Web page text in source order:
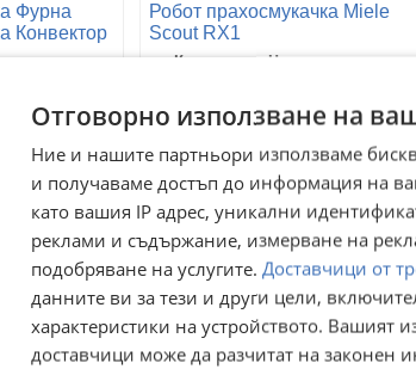
Фурна
Конвектор
с 4
Робот прахосмукачка Miele
Scout RX1
гр. Кюстендил, Център
218,99лв
Отговорно използване на
Ние и нашите партньори използваме
и получаваме достъп до информация на
като вашия IP адрес, уникални
реклами и съдържание, измерване на
подобряване на услугите. Доставчици от
данните ви за тези и други цели,
характеристики на устройството. Вашият
доставчици може да разчитат на законен